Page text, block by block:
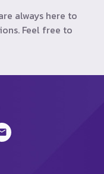
always here to
Feel free to